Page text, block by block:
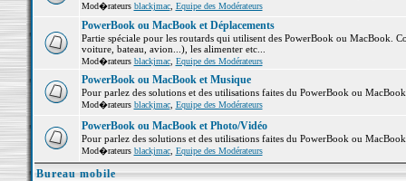
Mod�rateurs blackjmac, Equipe des Modérateurs
PowerBook ou MacBook et Déplacements
Partie spéciale pour les routards qui utilisent des PowerBook ou MacBook.
voiture, bateau, avion...), les alimenter etc...
Mod�rateurs blackjmac, Equipe des Modérateurs
PowerBook ou MacBook et Musique
Pour parlez des solutions et des utilisations faites du PowerBook ou
Mod�rateurs blackjmac, Equipe des Modérateurs
PowerBook ou MacBook et Photo/Vidéo
Pour parlez des solutions et des utilisations faites du PowerBook ou
Mod�rateurs blackjmac, Equipe des Modérateurs
Bureau mobile